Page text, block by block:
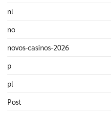
nl
no
novos-casinos-2026
p
pl
Post